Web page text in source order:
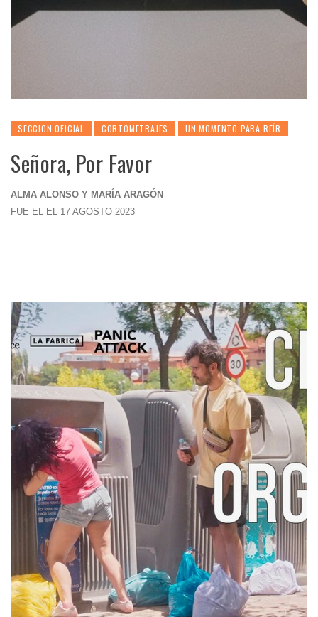
SECCION OFICIAL CORTOMETRAJES UN MOMENTO PARA REÍR
Señora, Por Favor
ALMA ALONSO Y MARÍA ARAGÓN
FUE EL EL 17 AGOSTO 2023